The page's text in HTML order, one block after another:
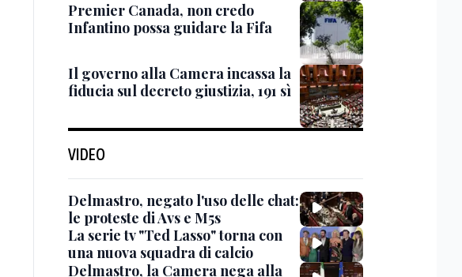
Premier Canada, non credo
Infantino possa guidare la Fifa
Il governo alla Camera incassa la
fiducia sul decreto giustizia, 191 sì
VIDEO
Delmastro, negato l'uso delle chat:
le proteste di Avs e M5s
La serie tv "Ted Lasso" torna con
una nuova squadra di calcio
Delmastro, la Camera nega alla